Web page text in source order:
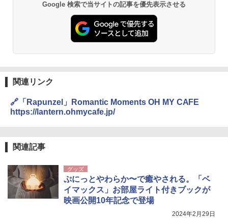
PYKES PEAK (パイクスピーク) 着替えテン
ト プライバシー テント 【中が透けない】 1
人用 折りたたみ 防災グッズ 災害用トイレ ビ
ーチ ピクニック ポップアップテント 携帯 簡
易 トイレテント (ブラック)
テント ワンタッチ RENEW 幅200 2-3人用 43
500002(88859)
ーティング フルクローズ メッシュ 3-4人用
簡単設置 ポップアップテント エクルベージ
ュ(BC仕様) PATC-150B(EB)
-08EX カーキ ソロキャンプ ポリエステル フ
レーム テント
￥14,800
￥2,980
ィース 帽子 スナップバック a-frame 9フォー
ティー男女兼用ユニセックス 夏用 日除けUV
ケア FREE
Google 検索で当サイトの記事を優先表示させる
関連リンク
🔗「Rapunzel」Romantic Moments OH MY CAFE
https://lantern.ohmycafe.jp/
関連記事
グッズ
ぷにっとやわらか〜で癒やされる。「ベ
イマックス」お部屋ライト付きブックが
映画公開10年記念で登場
2024年2月29日